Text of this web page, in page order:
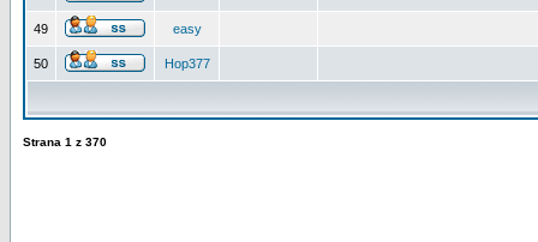
49 easy
50 Hop377
Strana 1 z 370